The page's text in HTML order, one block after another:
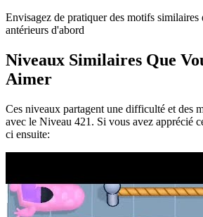
Envisagez de pratiquer des motifs similaires
antérieurs d'abord
Niveaux Similaires Que
Aimer
Ces niveaux partagent une difficulté et des
avec le Niveau 421 . Si vous avez apprécié
ci ensuite: